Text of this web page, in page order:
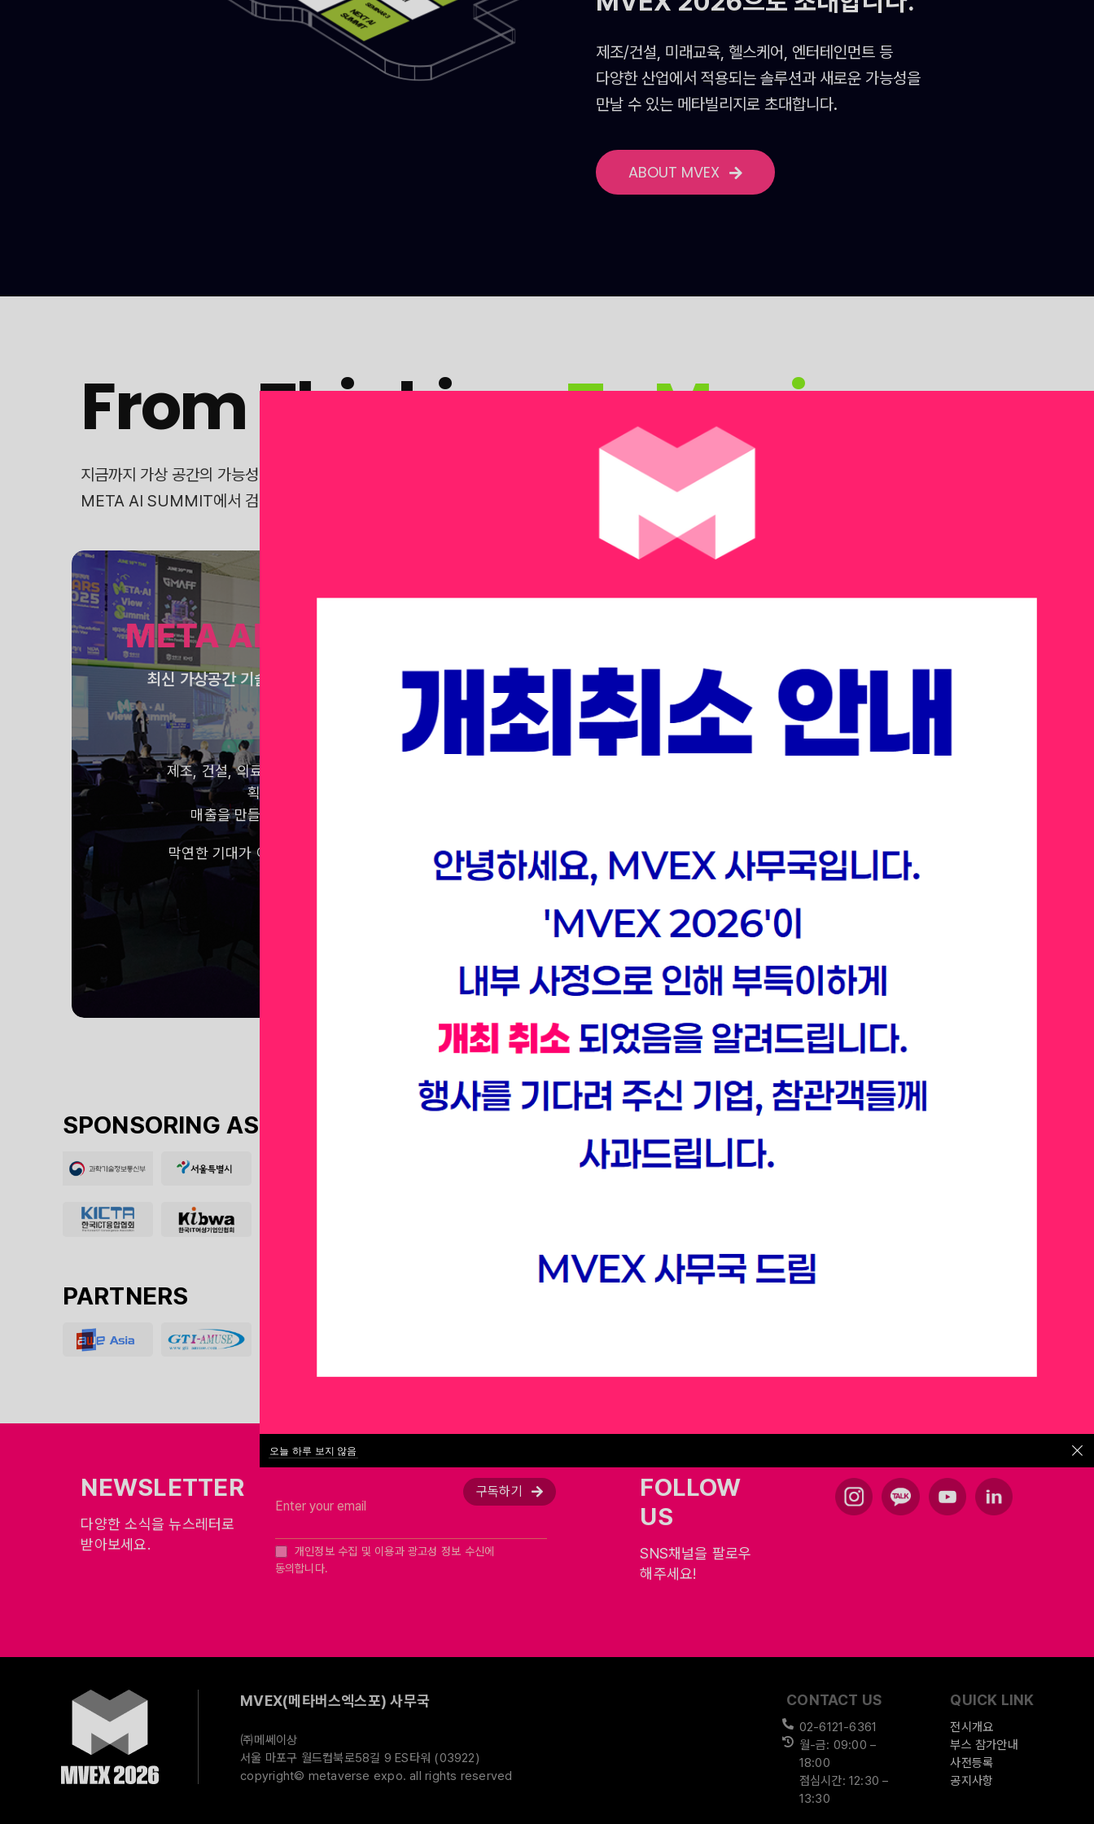
제조/건설, 미래교육, 헬스케어, 엔터테인먼트 등
다양한 산업에서 적용되는 솔루션과 새로운 가능성을
만날 수 있는 메타빌리지로 초대합니다.
ABOUT MVEX
From Thinking,To Moving
지금까지 가상 공간의 가능성을 탐구한 ‘THINKING’의 시간이었다면, 2026년은 기술이 현실로 나와 산업을 바꾸는 ’MOVING’의 해입니다.
META AI SUMMIT에서 검증된 현재와, 도래할 거대한 미래를 두 가지 트랙으로 만나보세요.
META AI View Summit
최신 가상공간 기술들의 산업 별 적용 및 성공 사례
제조, 건설, 의료, 교육, 국방 등 산업 별 비용은
획기적으로 줄이고,
매출을 만들어내는 VR, 메타버스 기술.
막연한 기대가 아닌 어떠한 사례가 성공했는지
전 세계 VC, 테크 리더들이 주목하는 다음 승부처
차후 시장에서 각광받을 확실한 미래를
선점하세요.
SPONSORING ASSOCIATIONS (2025)
PARTNERS
NEWSLETTER
다양한 소식을 뉴스레터로
받아보세요.
구독하기
개인정보 수집 및 이용과 광고성 정보 수신에
동의합니다.
FOLLOW
US
SNS채널을 팔로우
해주세요!
MVEX(메타버스엑스포) 사무국
㈜메쎄이상
서울 마포구 월드컵북로58길 9 ES타워 (03922)
copyright© metaverse expo. all rights reserved
CONTACT US
02-6121-6361
월-금: 09:00 –
18:00
점심시간: 12:30 –
13:30
QUICK LINK
전시개요
부스 참가안내
사전등록
공지사항
오늘 하루 보지 않음